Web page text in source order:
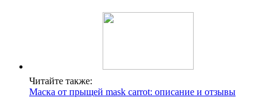
Читайте также:
Маска от прыщей mask carrot: описание и отзывы